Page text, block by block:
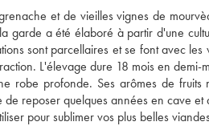
et de vieilles vignes de
garde a été élaboré à partir d'une
sont parcellaires et se font avec
L'élevage dure 18 mois en demi-
robe profonde. Ses arômes de
de reposer quelques années en cave
pour sublimer vos plus belles